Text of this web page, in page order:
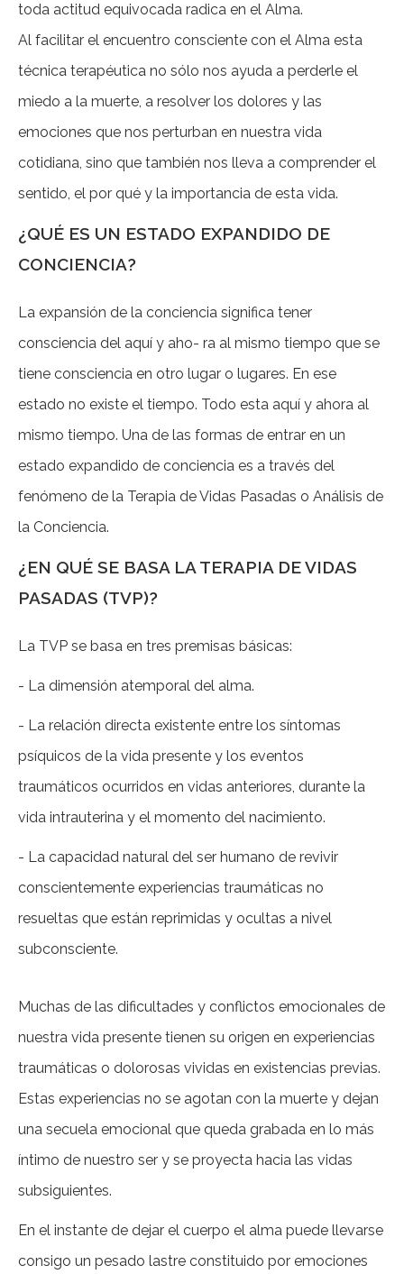
toda actitud equivocada radica en el Alma.
Al facilitar el encuentro consciente con el Alma esta
técnica terapéutica no sólo nos ayuda a perderle el
miedo a la muerte, a resolver los dolores y las
emociones que nos perturban en nuestra vida
cotidiana, sino que también nos lleva a comprender el
sentido, el por qué y la importancia de esta vida.
¿QUÉ ES UN ESTADO EXPANDIDO DE
CONCIENCIA?
La expansión de la conciencia significa tener
consciencia del aquí y aho- ra al mismo tiempo que se
tiene consciencia en otro lugar o lugares. En ese
estado no existe el tiempo. Todo esta aquí y ahora al
mismo tiempo. Una de las formas de entrar en un
estado expandido de conciencia es a través del
fenómeno de la Terapia de Vidas Pasadas o Análisis de
la Conciencia.
¿EN QUÉ SE BASA LA TERAPIA DE VIDAS
PASADAS (TVP)?
La TVP se basa en tres premisas básicas:
- La dimensión atemporal del alma.
- La relación directa existente entre los síntomas
psíquicos de la vida presente y los eventos
traumáticos ocurridos en vidas anteriores, durante la
vida intrauterina y el momento del nacimiento.
- La capacidad natural del ser humano de revivir
conscientemente experiencias traumáticas no
resueltas que están reprimidas y ocultas a nivel
subconsciente.
Muchas de las dificultades y conflictos emocionales de
nuestra vida presente tienen su origen en experiencias
traumáticas o dolorosas vividas en existencias previas.
Estas experiencias no se agotan con la muerte y dejan
una secuela emocional que queda grabada en lo más
íntimo de nuestro ser y se proyecta hacia las vidas
subsiguientes.
En el instante de dejar el cuerpo el alma puede llevarse
consigo un pesado lastre constituido por emociones